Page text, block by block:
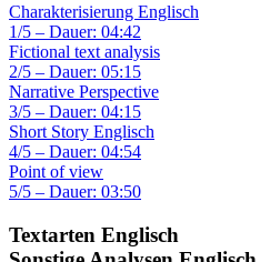
Charakterisierung Englisch
1/5 – Dauer: 04:42
Fictional text analysis
2/5 – Dauer: 05:15
Narrative Perspective
3/5 – Dauer: 04:15
Short Story Englisch
4/5 – Dauer: 04:54
Point of view
5/5 – Dauer: 03:50
Textarten Englisch